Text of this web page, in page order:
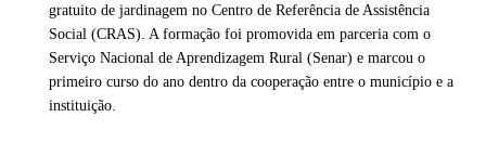
gratuito de jardinagem no Centro de Referência de Assistência
Social (CRAS). A formação foi promovida em parceria com o
Serviço Nacional de Aprendizagem Rural (Senar) e marcou o
primeiro curso do ano dentro da cooperação entre o município e a
instituição.